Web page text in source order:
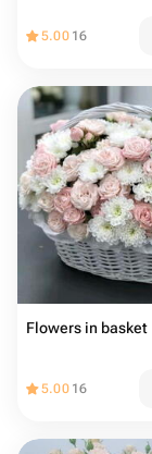
5.00 16
Flowers in basket
5.00 16